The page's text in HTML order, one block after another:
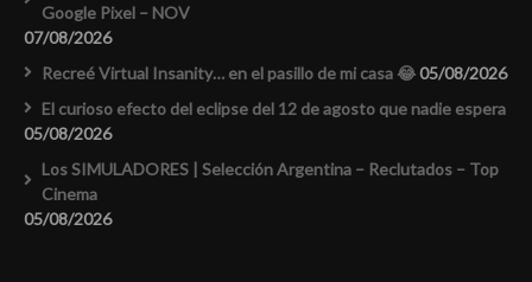
Google Pixel – NOV
07/08/2026
Recreé Virtual Insanity… en el pasillo de mi casa 😂05/08/2026
El curioso efecto del eclipse del 12 de agosto que nadie espera
05/08/2026
Los SIMULADORES | Selección Argentina – Reclutados – Top
Cinema
05/08/2026